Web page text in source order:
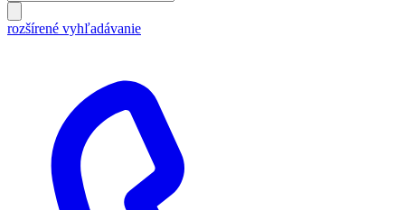
rozšírené vyhľadávanie